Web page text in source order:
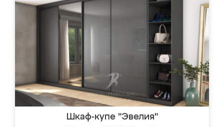
Шкаф-купе "Эвелия"